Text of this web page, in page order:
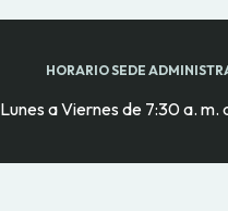
HORARIO SEDE
Lunes a Viernes de 7:30 a. m.